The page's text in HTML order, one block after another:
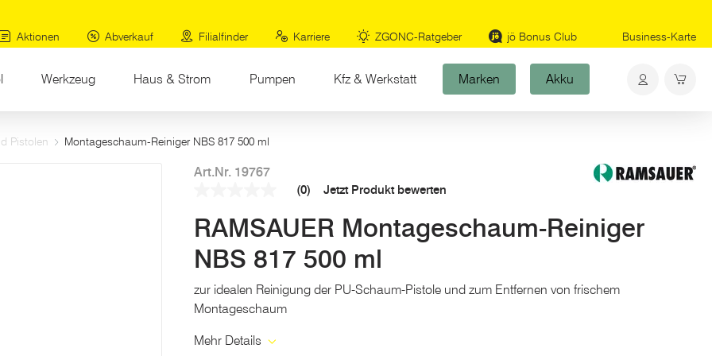
Aktionen
Abverkauf Filialfinder Karriere ZGONC-Ratgeber jö Bonus Club Business-Karte
Werkzeug Haus & Strom Pumpen Kfz & Werkstatt Marken Akku
Pistolen Montageschaum-Reiniger NBS 817 500 ml
Art.Nr. 19767
Link
auf
derselben
Seite.
(0) Jetzt Produkt bewerten
RAMSAUER Montageschaum-Reiniger
NBS 817 500 ml
zur idealen Reinigung der PU-Schaum-Pistole und zum Entfernen von frischem
Montageschaum
Mehr Details